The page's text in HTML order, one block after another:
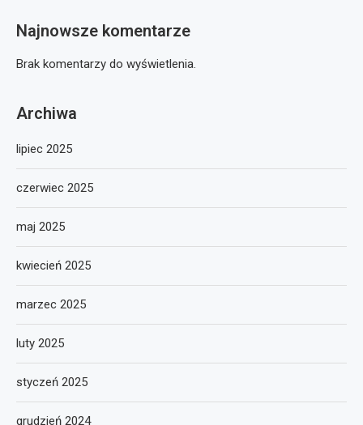
Najnowsze komentarze
Brak komentarzy do wyświetlenia.
Archiwa
lipiec 2025
czerwiec 2025
maj 2025
kwiecień 2025
marzec 2025
luty 2025
styczeń 2025
grudzień 2024